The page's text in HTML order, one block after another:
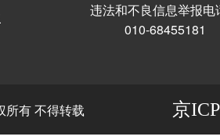
违法和不良信息举报电
010-68455181
所有 不得转载 京